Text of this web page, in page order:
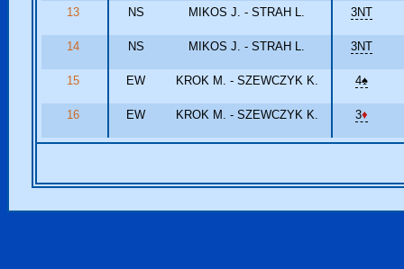
13
NS MIKOS J. - STRAH L. 3NT
14 NS MIKOS J. - STRAH L. 3NT
15 EW KROK M. - SZEWCZYK K. 4♠
16 EW KROK M. - SZEWCZYK K. 3♦